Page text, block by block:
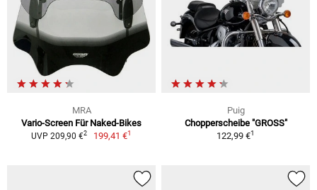
MRA
Vario-Screen Für Naked-Bikes
UVP 209,90 €2 199,41 €1
Puig
Chopperscheibe "GROSS"
122,99 €1